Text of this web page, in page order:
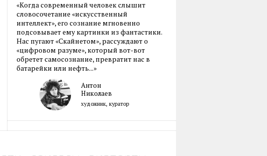
«Когда современный человек слышит
словосочетание «искусственный
интеллект», его сознание мгновенно
подсовывает ему картинки из фантастики.
Нас пугают «Скайнетом», рассуждают о
«цифровом разуме», который вот-вот
обретет самосознание, превратит нас в
батарейки или нефть...»
Антон
Николаев
художник, куратор